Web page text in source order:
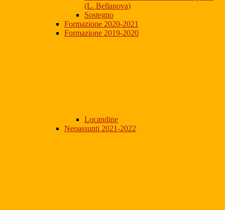
(L. Bellanova)
Sostegno
Formazione 2020-2021
Formazione 2019-2020
Locandine
Neoassunti 2021-2022